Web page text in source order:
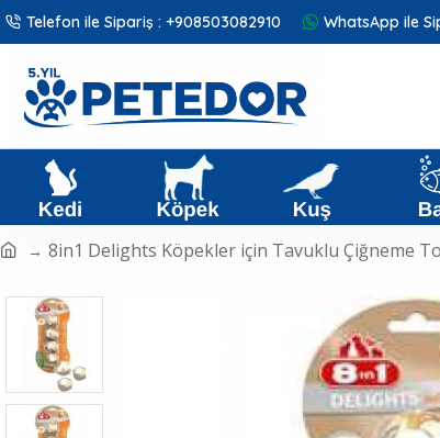
Telefon ile Sipariş : +908503082910 WhatsApp ile
8in1 Delights Köpekler için Tavuklu Çiğneme